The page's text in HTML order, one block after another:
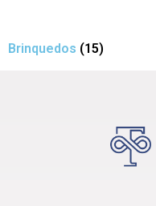
Brinquedos (15)